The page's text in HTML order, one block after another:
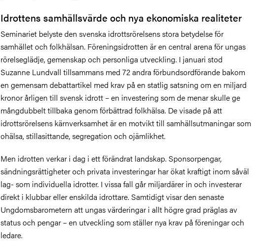
Idrottens samhällsvärde och nya ekonomiska realiteter
Seminariet belyste den svenska idrottsrörelsens stora betydelse för
samhälletoch folkhälsan. Föreningsidrotten är en central arena för ungas
rörelseglädje, gemenskap och personliga utveckling. I januari stod
Suzanne Lundvall tillsammans med 72 andra förbundsordförande bakom
en gemensam debattartikel med krav på en statlig satsning om en miljard
kronor årligen till svensk idrott – en investering som de menar skulle ge
mångdubbelt tillbaka genom förbättrad folkhälsa. De visade på att
idrottsrörelsens kärnverksamhet är en motvikt till samhällsutmaningar som
ohälsa, stillasittande, segregation och ojämlikhet.
Men idrotten verkar i dag i ett förändrat landskap. Sponsorpengar,
sändningsrättigheter och privata investeringar har ökat kraftigt inom såväl
lag- som individuella idrotter. I vissa fall går miljardärer in och investerar
direkt i klubbar eller enskilda idrottare. Samtidigt visarden senaste
Ungdomsbarometern att ungas värderingar i allt högre grad präglas av
status och pengar – en utveckling som ställer nya krav på föreningar och
ledare.